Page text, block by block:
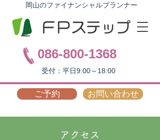
ご予約 お問い合わせ
086-800-1368
岡山のファイナンシャルプランナー
受付：平日9:00～18:00
アクセス